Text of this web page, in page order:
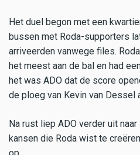
Het duel begon met een
bussen met Roda-supporters
arriveerden vanwege files.
het meest aan de bal en had
het was ADO dat de score
de ploeg van Kevin van Dessel
Na rust liep ADO verder uit
kansen die Roda wist te